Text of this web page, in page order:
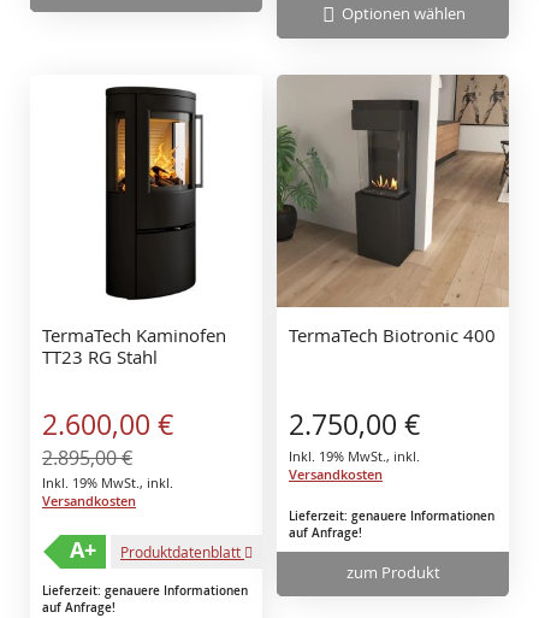
Optionen wählen
TermaTech Kaminofen
TT23 RG Stahl
Sonderangebot
2.600,00 €
2.895,00 €
Inkl. 19% MwSt., inkl.
Versandkosten
Produktdatenblatt
A+
Lieferzeit: genauere Informationen
auf Anfrage!
TermaTech Biotronic 400
2.750,00 €
Inkl. 19% MwSt., inkl.
Versandkosten
Lieferzeit: genauere Informationen
auf Anfrage!
zum Produkt